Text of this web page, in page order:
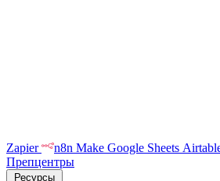
Zapier n8n Make Google Sheets
Препцентры